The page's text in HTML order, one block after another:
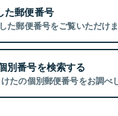
た郵便番号
た郵便番号をご覧いただけま
別番号を検索する
たの個別郵便番号をお調べ